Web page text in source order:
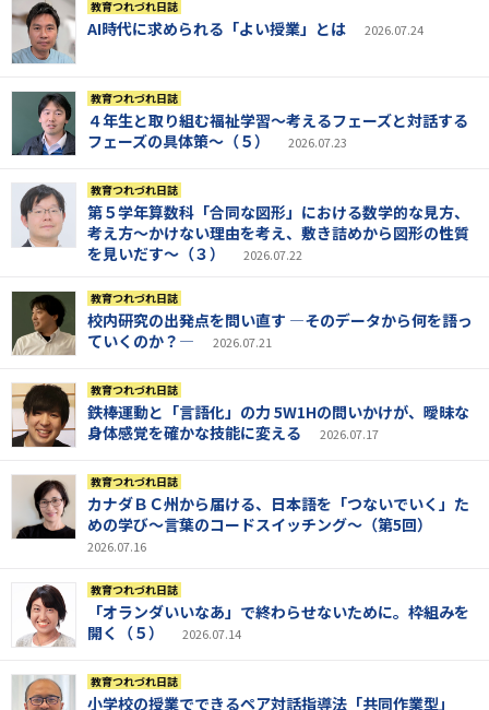
教育つれづれ日誌
AI時代に求められる「よい授業」とは 2026.07.24
教育つれづれ日誌
４年生と取り組む福祉学習～考えるフェーズと対話する
フェーズの具体策～（５）
2026.07.23
教育つれづれ日誌
第５学年算数科「合同な図形」における数学的な見方、
考え方～かけない理由を考え、敷き詰めから図形の性質
を見いだす～（３）
2026.07.22
教育つれづれ日誌
校内研究の出発点を問い直す ―そのデータから何を語っ
ていくのか？―
2026.07.21
教育つれづれ日誌
鉄棒運動と「言語化」の力 5W1Hの問いかけが、曖昧な
身体感覚を確かな技能に変える
2026.07.17
教育つれづれ日誌
カナダＢＣ州から届ける、日本語を「つないでいく」た
めの学び～言葉のコードスイッチング～（第5回）
2026.07.16
教育つれづれ日誌
「オランダいいなあ」で終わらせないために。枠組みを
開く（５）
2026.07.14
教育つれづれ日誌
小学校の授業でできるペア対話指導法「共同作業型」